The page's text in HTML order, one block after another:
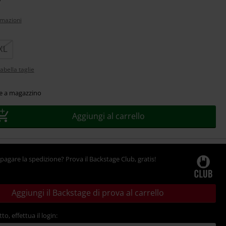
taglie
a magazzino
Aggiungi al carrello
la spedizione? Prova il Backstage Club, gratis!
Aggiungi il Backstage di prova al carrello
effettua il login: